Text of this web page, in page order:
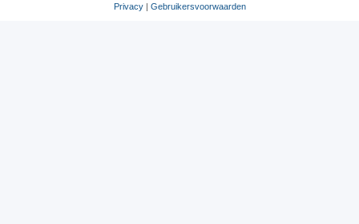
Privacy| Gebruikersvoorwaarden